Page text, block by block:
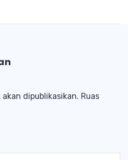
dipublikasikan. Ruas